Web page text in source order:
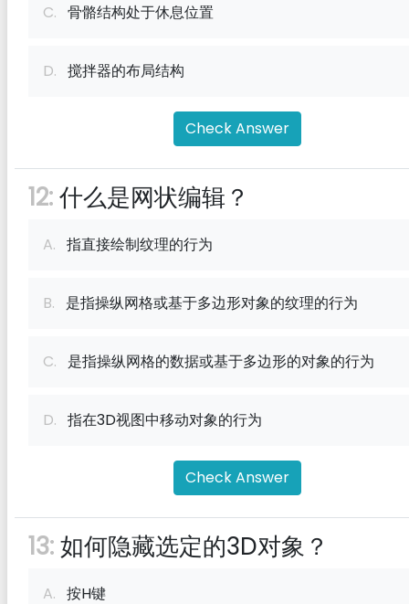
C. 骨骼结构处于休息位置
D. 搅拌器的布局结构
Check Answer
12:什么是网状编辑？
A. 指直接绘制纹理的行为
B. 是指操纵网格或基于多边形对象的纹理的行为
C. 是指操纵网格的数据或基于多边形的对象的行为
D. 指在3D视图中移动对象的行为
Check Answer
13:如何隐藏选定的3D对象？
A. 按H键